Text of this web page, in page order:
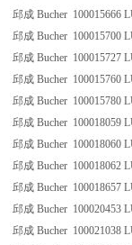
邱成 Bucher 100015666
邱成 Bucher 100015700
邱成 Bucher 100015727
邱成 Bucher 100015760
邱成 Bucher 100015780
邱成 Bucher 100018059
邱成 Bucher 100018060
邱成 Bucher 100018062
邱成 Bucher 100018657
邱成 Bucher 100020453
邱成 Bucher 100021038